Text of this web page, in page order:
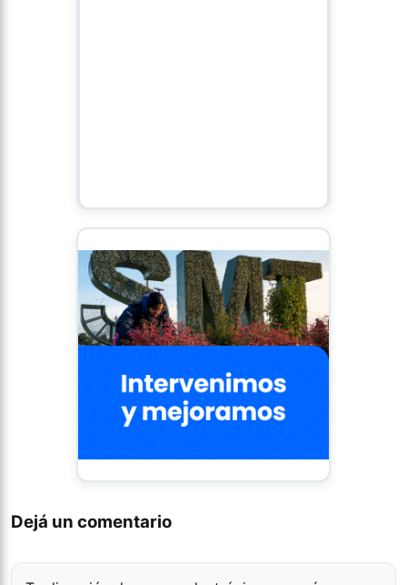
Dejá un comentario